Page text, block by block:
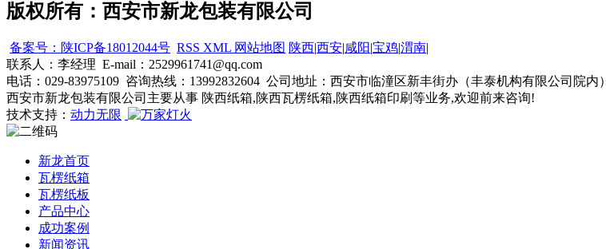
版权所有：西安市新龙包装有限公司
备案号：陕ICP备18012044号 RSS XML 网站地图 陕西|西安|咸阳|宝鸡|渭南|
联系人：李经理 E-mail：2529961741@qq.com
电话：029-83975109 咨询热线：13992832604 公司地址：西安市临潼区新丰街办（丰泰机构有限公司院内）
西安市新龙包装有限公司主要从事 陕西纸箱,陕西瓦楞纸箱,陕西纸箱印刷等业务,欢迎前来咨询!
技术支持： 动力无限
新龙首页
瓦楞纸箱
瓦楞纸板
产品中心
成功案例
新闻资讯